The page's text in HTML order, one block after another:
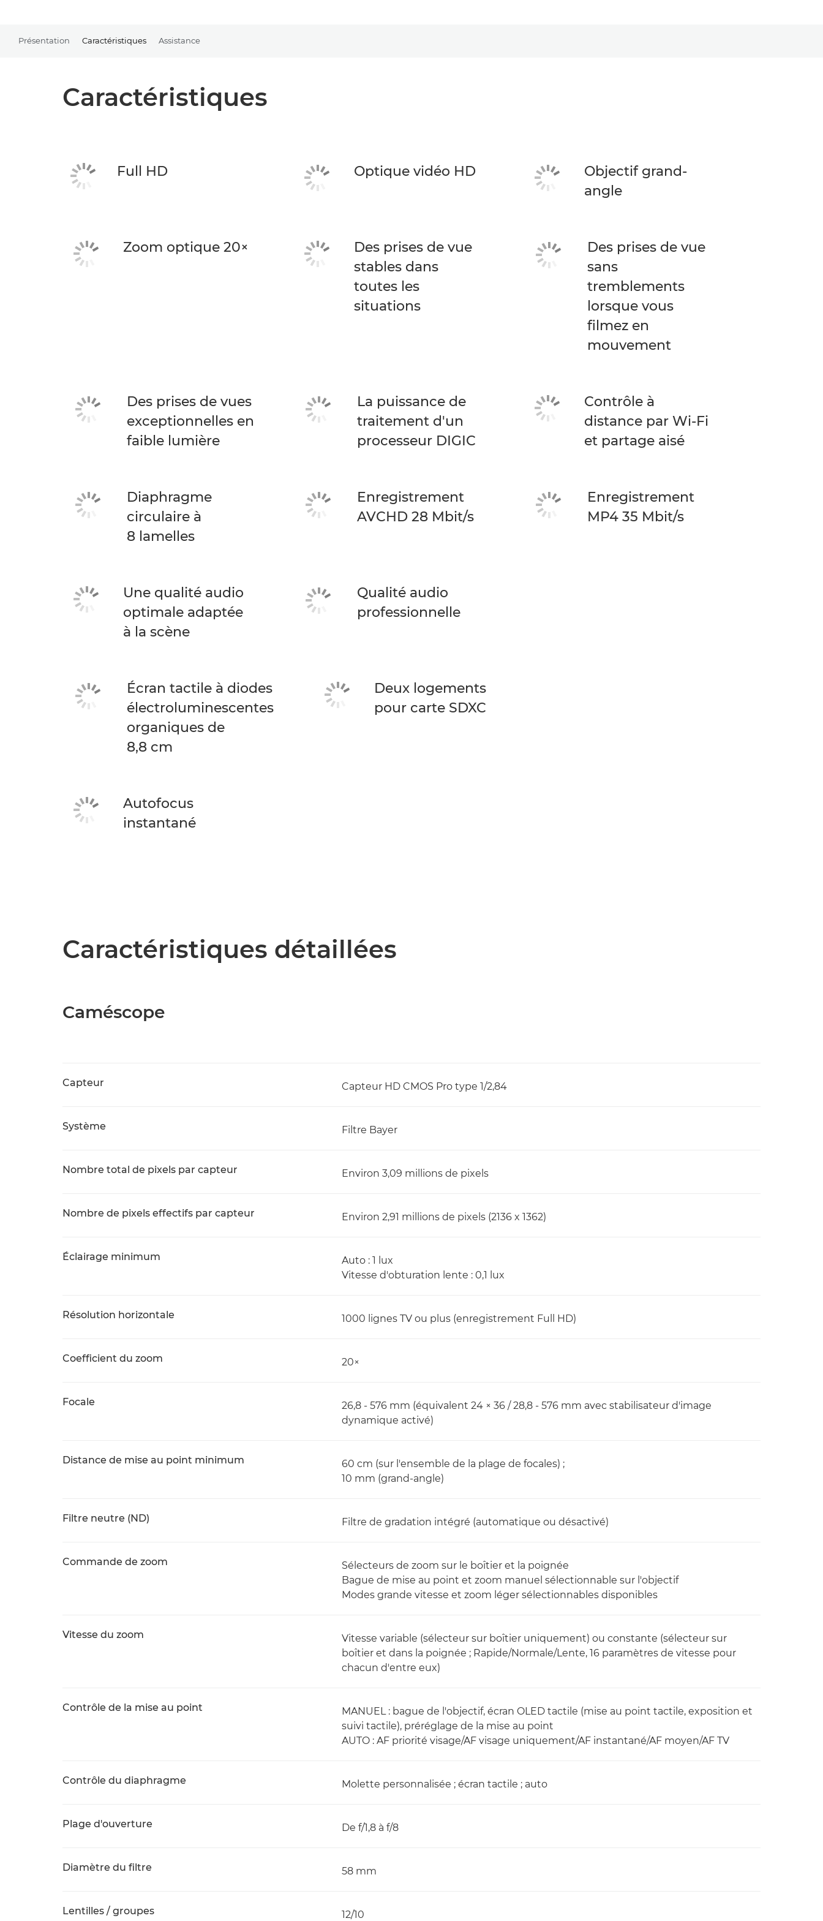
Présentation Caractéristiques Assistance
Caractéristiques
Full HD Optique vidéo HD
Objectif grand-
angle
Zoom optique 20×
Des prises de vue
stables dans
toutes les
situations
Des prises de vue
sans
tremblements
lorsque vous
filmez en
mouvement
Des prises de vues
exceptionnelles en
faible lumière
La puissance de
traitement d'un
processeur DIGIC
Contrôle à
distance par Wi-Fi
et partage aisé
Diaphragme
circulaire à
8 lamelles
Enregistrement
AVCHD 28 Mbit/s
Enregistrement
MP4 35 Mbit/s
Une qualité audio
optimale adaptée
à la scène
Qualité audio
professionnelle
Écran tactile à diodes
électroluminescentes
organiques de
8,8 cm
Deux logements
pour carte SDXC
Autofocus
instantané
Caractéristiques détaillées
Caméscope
Capteur Capteur HD CMOS Pro type 1/2,84
Système Filtre Bayer
Nombre total de pixels par capteur Environ 3,09 millions de pixels
Nombre de pixels effectifs par capteur Environ 2,91 millions de pixels (2136 x 1362)
Éclairage minimum
Auto : 1 lux
Vitesse d'obturation lente : 0,1 lux
Résolution horizontale 1000 lignes TV ou plus (enregistrement Full HD)
Coefficient du zoom 20×
Focale
26,8 - 576 mm (équivalent 24 × 36 / 28,8 - 576 mm avec stabilisateur d'image
dynamique activé)
Distance de mise au point minimum
60 cm (sur l'ensemble de la plage de focales) ;
10 mm (grand-angle)
Filtre neutre (ND) Filtre de gradation intégré (automatique ou désactivé)
Commande de zoom
Sélecteurs de zoom sur le boîtier et la poignée
Bague de mise au point et zoom manuel sélectionnable sur l'objectif
Modes grande vitesse et zoom léger sélectionnables disponibles
Vitesse du zoom
Vitesse variable (sélecteur sur boîtier uniquement) ou constante (sélecteur sur
boîtier et dans la poignée ; Rapide/Normale/Lente, 16 paramètres de vitesse pour
chacun d'entre eux)
Contrôle de la mise au point
MANUEL : bague de l'objectif, écran OLED tactile (mise au point tactile, exposition et
suivi tactile), préréglage de la mise au point
AUTO : AF priorité visage/AF visage uniquement/AF instantané/AF moyen/AF TV
Contrôle du diaphragme Molette personnalisée ; écran tactile ; auto
Plage d'ouverture De f/1,8 à f/8
Diamètre du filtre 58 mm
Lentilles / groupes 12/10